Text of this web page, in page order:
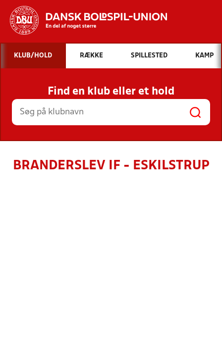
Hvad vil du søge efter?
INDHOLD OG NYHEDER
STILLINGER, RESULTATER, KLUBBER OG
HOLD
KLUB/HOLD RÆKKE SPILLESTED KAMP
Find en klub eller et hold
BRANDERSLEV IF - ESKILSTRUP